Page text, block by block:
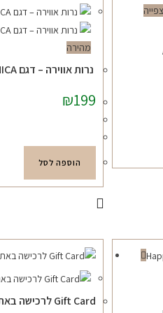
מהירה
נרות אווירה – דגם BOTANICA
₪199
הוספה לסל
צפייה
Gift Card לרכישה באתר